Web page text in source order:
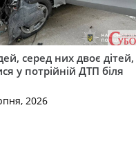
серед них двоє дітей,
у потрійній ДТП біля
2026